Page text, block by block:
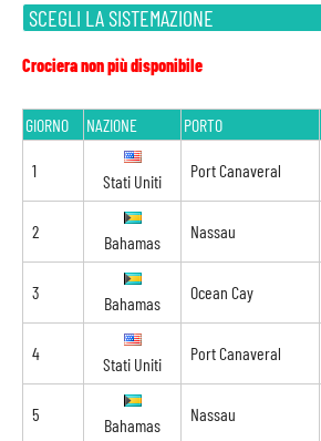
SCEGLI LA SISTEMAZIONE
Crociera non più disponibile
GIORNO NAZIONE PORTO
1
Stati Uniti
Port Canaveral
2
Bahamas
Nassau
3
Bahamas
Ocean Cay
4
Stati Uniti
Port Canaveral
5
Bahamas
Nassau